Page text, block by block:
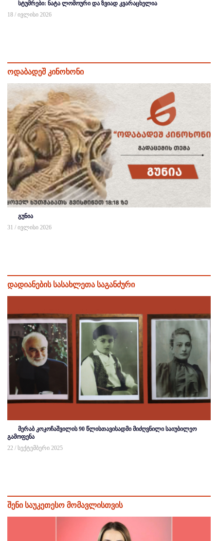
სტუმრები: ნატა ლომოური და ზვიად კვარაცხელია
18 / ივლისი 2026
ოდაბადეშ კინოხონი
გუნია
31 / ივლისი 2026
დადიანების სასახლეთა საგანძური
მერაბ კოკოჩაშვილის 90 წლისთავისადმი მიძღვნილი საიუბილეო
გამოფენა
22 / სექტემბერი 2025
შენი საუკეთესო მომავლისთვის